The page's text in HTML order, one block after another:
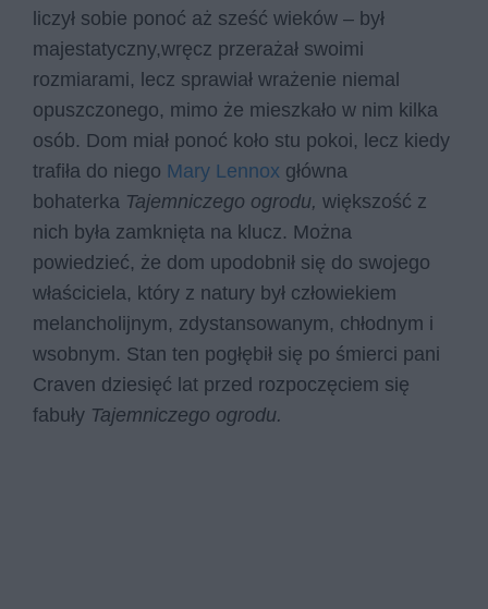
liczył sobie ponoć aż sześć wieków – był
majestatyczny,wręcz przerażał swoimi
rozmiarami, lecz sprawiał wrażenie niemal
opuszczonego, mimo że mieszkało w nim kilka
osób. Dom miał ponoć koło stu pokoi, lecz kiedy
trafiła do niego Mary Lennox główna
bohaterka Tajemniczego ogrodu, większość z
nich była zamknięta na klucz. Można
powiedzieć, że dom upodobnił się do swojego
właściciela, który z natury był człowiekiem
melancholijnym, zdystansowanym, chłodnym i
wsobnym. Stan ten pogłębił się po śmierci pani
Craven dziesięć lat przed rozpoczęciem się
fabuły Tajemniczego ogrodu.